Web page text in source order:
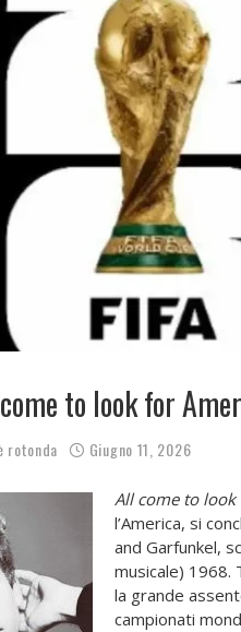
to look for
rotonda Giugno 11, 2026
All come to look
l’America, si
and Garfunkel,
musicale) 1968.
la grande
campionati